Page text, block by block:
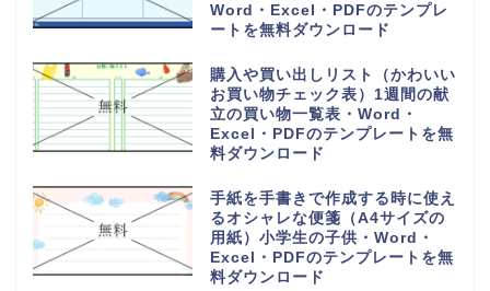
Word・Excel・PDFのテンプレ
ートを無料ダウンロード
購入や買い出しリスト（かわいい
お買い物チェック表）1週間の献
立の買い物一覧表・Word・
Excel・PDFのテンプレートを無
料ダウンロード
手紙を手書きで作成する時に使え
るオシャレな便箋（A4サイズの
用紙）小学生の子供・Word・
Excel・PDFのテンプレートを無
料ダウンロード